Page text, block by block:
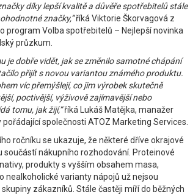
díky lepší kvalitě a důvěře spotřebitelů stále
značky,”říká Viktorie Škorvagová z
program Volba spotřebitelů – Nejlepší novinka
průzkum.
je dobře vidět, jak se změnilo samotné chápání
přijít s novou variantou známého produktu.
víc přemýšlejí, co jim výrobek skutečně
poctivější, výživově zajímavější nebo
tomu, jak žijí,”říká Lukáš Matějka, manažer
společnosti ATOZ Marketing Services.
ročníku se ukazuje, že některé dříve okrajové
součástí nákupního rozhodování. Proteinové
produkty s vyšším obsahem masa,
nealkoholické varianty nápojů už nejsou
zákazníků. Stále častěji míří do běžných